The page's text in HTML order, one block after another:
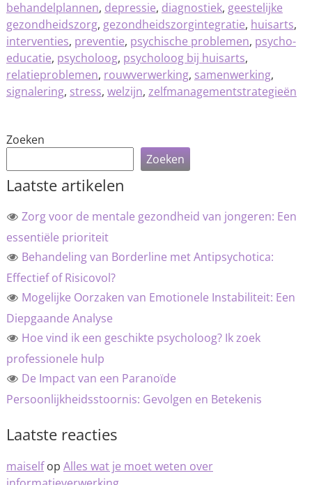
behandelplannen, depressie, diagnostiek, geestelijke
gezondheidszorg, gezondheidszorgintegratie, huisarts,
interventies, preventie, psychische problemen, psycho-
educatie, psycholoog, psycholoog bij huisarts,
relatieproblemen, rouwverwerking, samenwerking,
signalering, stress, welzijn, zelfmanagementstrategieën
Zoeken
Zoeken
Laatste artikelen
Zorg voor de mentale gezondheid van jongeren: Een
essentiële prioriteit
Behandeling van Borderline met Antipsychotica:
Effectief of Risicovol?
Mogelijke Oorzaken van Emotionele Instabiliteit: Een
Diepgaande Analyse
Hoe vind ik een geschikte psycholoog? Ik zoek
professionele hulp
De Impact van een Paranoïde
Persoonlijkheidsstoornis: Gevolgen en Betekenis
Laatste reacties
maiselfop Alles wat je moet weten over